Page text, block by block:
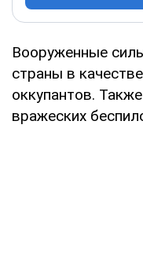
Вооруженные
страны в
оккупантов.
вражеских